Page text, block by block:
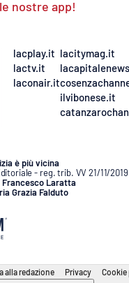
nostre app!
lacplay.it
lactv.it
laconair.it
lacitymag.it
ilvibonese.it
è più vicina
- reg. trib. VV 21/11/2019
Francesco Laratta
Grazia Falduto
alla redazione Privacy